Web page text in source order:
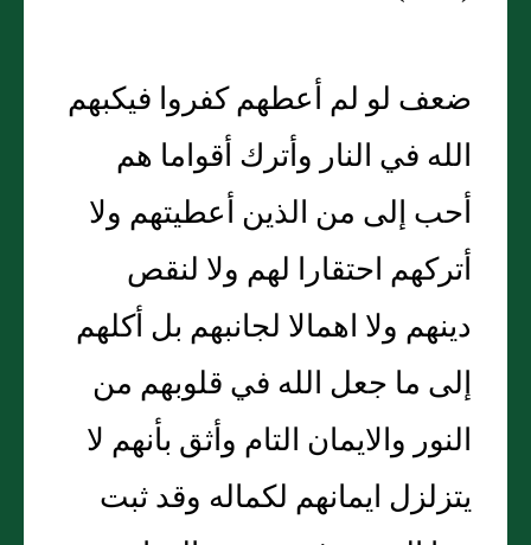
ضعف لو لم أعطهم كفروا فيكبهم
الله في النار وأترك أقواما هم
أحب إلى من الذين أعطيتهم ولا
أتركهم احتقارا لهم ولا لنقص
دينهم ولا اهمالا لجانبهم بل أكلهم
إلى ما جعل الله في قلوبهم من
النور والايمان التام وأثق بأنهم لا
يتزلزل ايمانهم لكماله وقد ثبت